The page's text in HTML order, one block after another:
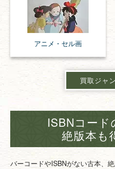
アニメ・ セル画
買取ジャ
ISBNコード
絶版本も
バーコードやISBNがない古本、